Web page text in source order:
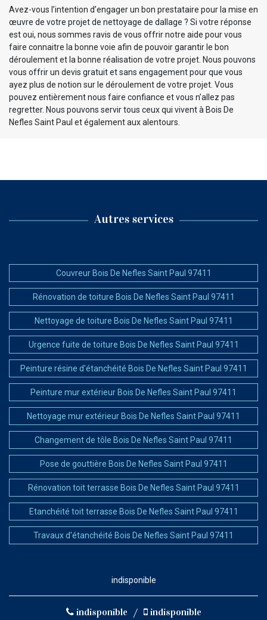
Avez-vous l’intention d’engager un bon prestataire pour la mise en
œuvre de votre projet de nettoyage de dallage ? Si votre réponse
est oui, nous sommes ravis de vous offrir notre aide pour vous
faire connaitre la bonne voie afin de pouvoir garantir le bon
déroulement et la bonne réalisation de votre projet. Nous pouvons
vous offrir un devis gratuit et sans engagement pour que vous
ayez plus de notion sur le déroulement de votre projet. Vous
pouvez entièrement nous faire confiance et vous n’allez pas
regretter. Nous pouvons servir tous ceux qui vivent à Bois De
Nefles Saint Paul et également aux alentours.
Autres services
Couvreur Bois De Nefles Saint Paul 97411
Rénovation de toiture Bois De Nefles Saint Paul 97411
Nettoyage de toiture Bois De Nefles Saint Paul 97411
Urgence fuite de toiture Bois De Nefles Saint Paul 97411
Peinture résine d'étanchéité Bois De Nefles Saint Paul 97411
Peinture mur extérieur Bois De Nefles Saint Paul 97411
Nettoyage mur extérieur Bois De Nefles Saint Paul 97411
Changement de tôle Bois De Nefles Saint Paul 97411
Pose de gouttière Bois De Nefles Saint Paul 97411
Rénovation toit terrasse Bois De Nefles Saint Paul 97411
Etanchéité toit terrasse Bois De Nefles Saint Paul 97411
Travaux d'étanchéité Bois De Nefles Saint Paul 97411
indisponible
indisponible / indisponible